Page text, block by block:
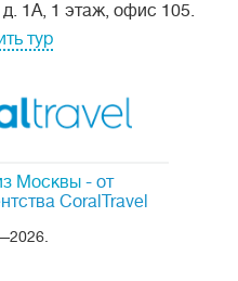
Москвы - от
CoralTravel
1А, 1 этаж, офис 105.
тур